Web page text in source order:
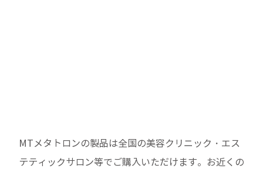
MTメタトロンの製品は全国の美容クリニック・エス
テティックサロン等でご購入いただけます。 お近くの